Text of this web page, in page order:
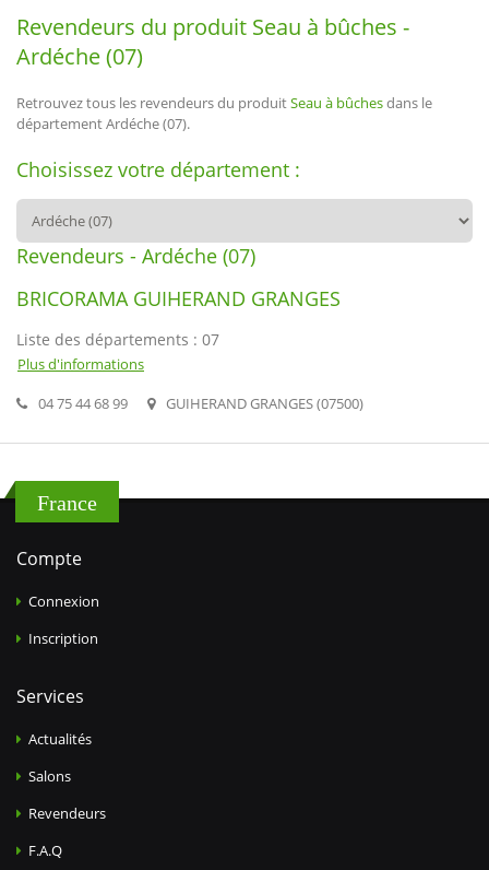
Revendeurs du produit Seau à bûches -
Ardéche (07)
Retrouvez tous les revendeurs du produitSeau à bûchesdans le
département Ardéche (07).
Choisissez votre département :
Revendeurs - Ardéche (07)
BRICORAMA GUIHERAND GRANGES
Liste des départements : 07
Plus d'informations
04 75 44 68 99
GUIHERAND GRANGES (07500)
France
Compte
Connexion
Inscription
Services
Actualités
Salons
Revendeurs
F.A.Q